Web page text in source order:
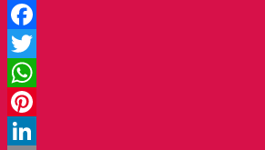
Facebook
Twitter
WhatsApp
Pinterest